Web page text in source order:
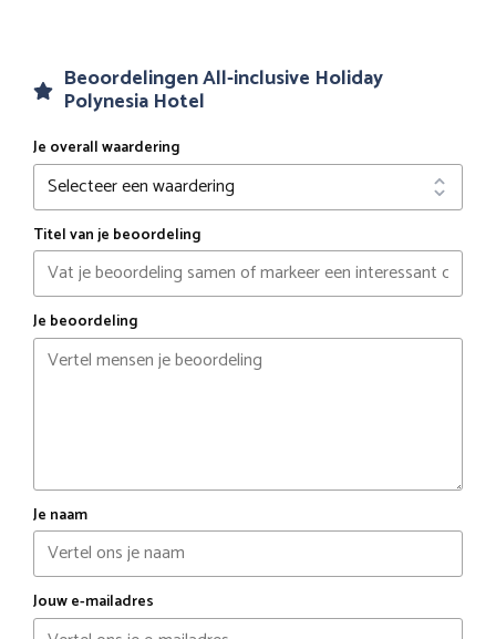
Beoordelingen All-inclusive Holiday
Polynesia Hotel
Je overall waardering
Titel van je beoordeling
Je beoordeling
Je naam
Jouw e-mailadres